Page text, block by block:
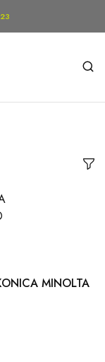
MINOLTA